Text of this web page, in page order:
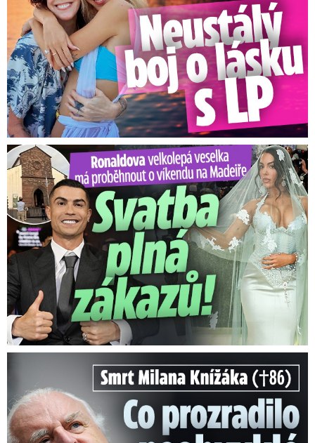
Ronaldova velkolepá veselka na Madeiře: Svatba plná zákazů!
Smrt Milana Knížáka (†86): Co prozradilo neobvyklé parte?